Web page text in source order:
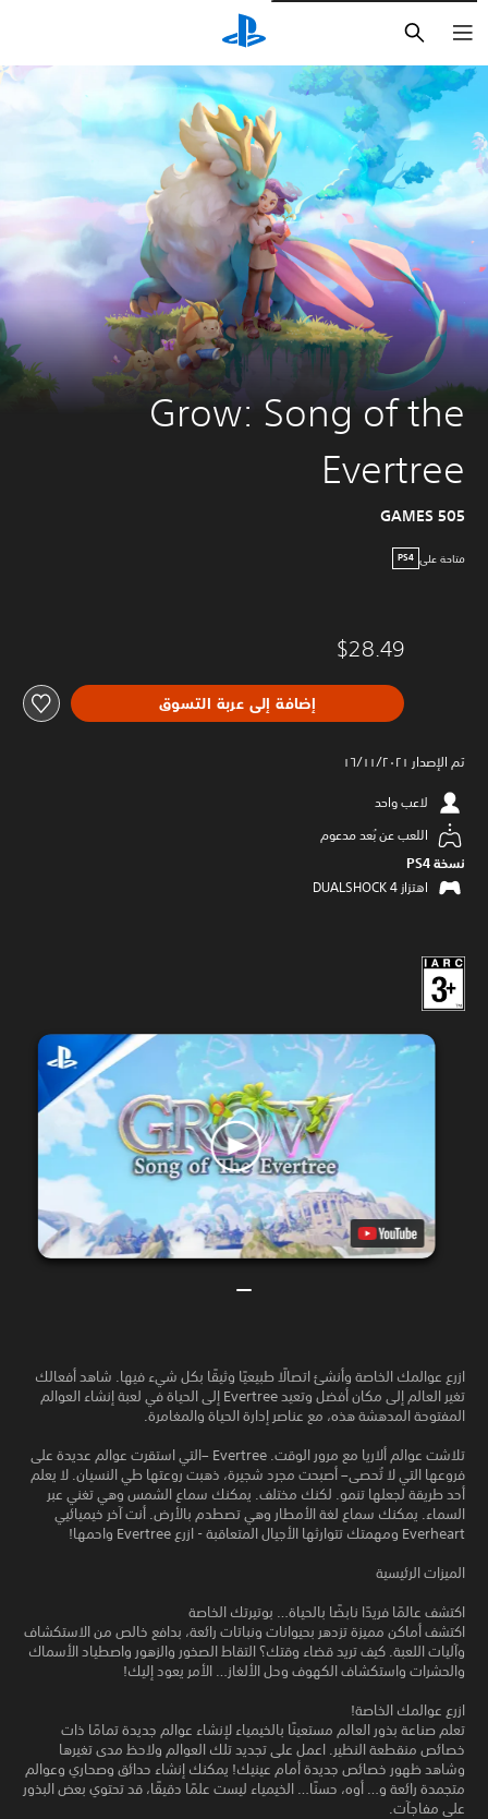
Grow: Song of the
Evertree
505 GAMES
متاحة على PS4
$28.49
إضافة إلى عربة التسوق
تم الإصدار ١٦/١١/٢٠٢١
لاعب واحد
اللعب عن بُعد مدعوم
نسخة PS4‏
اهتزاز DUALSHOCK 4‏
ازرع عوالمك الخاصة وأنشئ اتصالًا طبيعيًا وثيقًا بكل شيء فيها. شاهد أفعالك
تغير العالم إلى مكان أفضل وتعيد Evertree إلى الحياة في لعبة إنشاء العوالم
المفتوحة المدهشة هذه، مع عناصر إدارة الحياة والمغامرة.
تلاشت عوالم ألاريا مع مرور الوقت. Evertree –التي استقرت عوالم عديدة على
فروعها التي لا تُحصى– أصبحت مجرد شجيرة، ذهبت روعتها طي النسيان. لا يعلم
أحد طريقة لجعلها تنمو. لكنك مختلف. يمكنك سماع الشمس وهي تغني عبر
السماء. يمكنك سماع لغة الأمطار وهي تصطدم بالأرض. أنت آخر خيميائيي
Everheart ومهمتك تتوارثها الأجيال المتعاقبة - ازرع Evertree واحمها!
الميزات الرئيسية
اكتشف عالمًا فريدًا نابضًا بالحياة… بوتيرتك الخاصة
اكتشف أماكن مميزة تزدهر بحيوانات ونباتات رائعة، بدافع خالص من الاستكشاف
وآليات اللعبة. كيف تريد قضاء وقتك؟ التقاط الصخور والزهور واصطياد الأسماك
والحشرات واستكشاف الكهوف وحل الألغاز… الأمر يعود إليك!
ازرع عوالمك الخاصة!
تعلم صناعة بذور العالم مستعينًا بالخيمياء لإنشاء عوالم جديدة تمامًا ذات
خصائص منقطعة النظير. اعمل على تجديد تلك العوالم ولاحظ مدى تغيرها
وشاهد ظهور خصائص جديدة أمام عينيك! يمكنك إنشاء حدائق وصحاري وعوالم
متجمدة رائعة و… أوه، حسنًا… الخيمياء ليست علمًا دقيقًا، قد تحتوي بعض البذور
على مفاجآت.